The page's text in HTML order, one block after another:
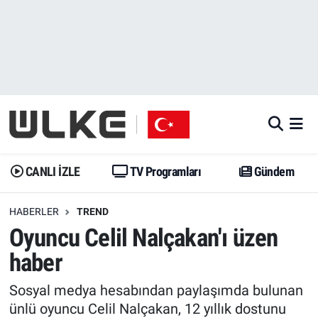
CANLI İZLE TV Programları Gündem
HABERLER TREND
Oyuncu Celil Nalçakan'ı üzen
haber
Sosyal medya hesabından paylaşımda bulunan
ünlü oyuncu Celil Nalçakan, 12 yıllık dostunu
Gündem
Dünya
Erişim Bilgileri
Ekonomi
Trend
Gündem
Trend
Erişim Bilgileri
Spor
Ekonomi
İstanbul Namaz Vakitleri
Trafik Durumu
Erişim Bilgileri
Tüm Manşetler
Son Dakika Haberleri